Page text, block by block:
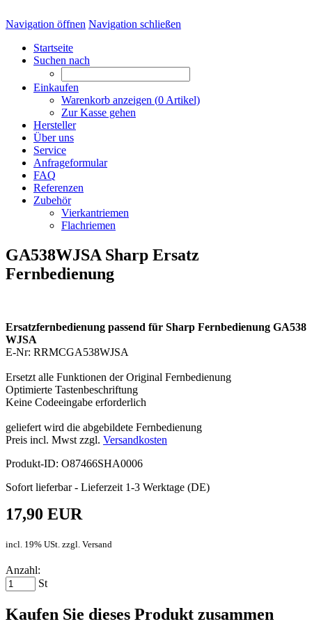
Navigation öffnen Navigation schließen
Startseite
Suchen nach
Einkaufen
Warenkorb anzeigen (0 Artikel)
Zur Kasse gehen
Hersteller
Über uns
Service
Anfrageformular
FAQ
Referenzen
Zubehör
Vierkantriemen
Flachriemen
GA538WJSA Sharp Ersatz
Fernbedienung
Ersatzfernbedienung passend für Sharp Fernbedienung GA538
WJSA
E-Nr: RRMCGA538WJSA
Ersetzt alle Funktionen der Original Fernbedienung
Optimierte Tastenbeschriftung
Keine Codeeingabe erforderlich
geliefert wird die abgebildete Fernbedienung
Preis incl. Mwst zzgl. Versandkosten
Produkt-ID: O87466SHA0006
Sofort lieferbar - Lieferzeit 1-3 Werktage (DE)
17,90 EUR
incl. 19% USt. zzgl. Versand
Anzahl:
St
Kaufen Sie dieses Produkt zusammen